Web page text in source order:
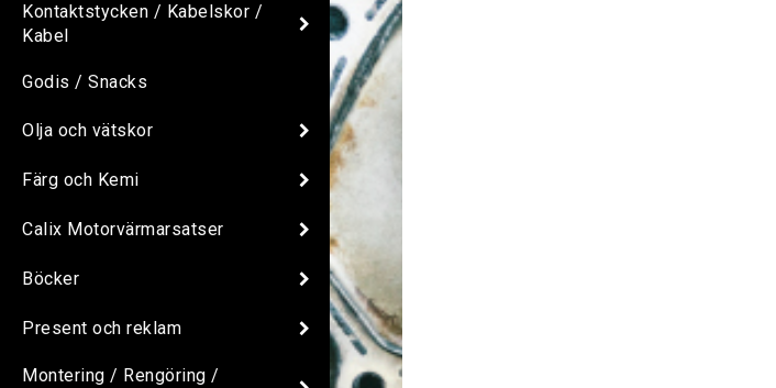
Kontaktstycken / Kabelskor /
Kabel
Godis / Snacks
Olja och vätskor
Färg och Kemi
Calix Motorvärmarsatser
Böcker
Present och reklam
Montering / Rengöring /